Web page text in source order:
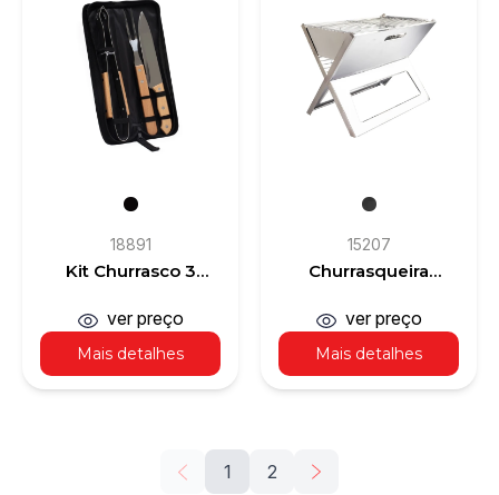
18891
Kit Churrasco 3
Mais detalhes
ver preço
15207
Churrasqueira
Mais detalhes
ver preço
1 2